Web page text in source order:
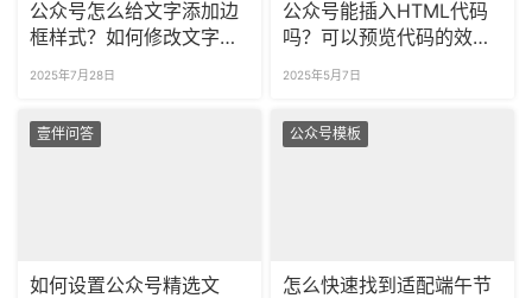
公众号怎么给文字添加边
框样式？如何修改文字边
2025年7月28日
公众号能插入HTML代码
吗？可以预览代码的效果
2025年5月7日
壹伴问答
如何设置公众号精选文
公众号模板
怎么快速找到适配端午节